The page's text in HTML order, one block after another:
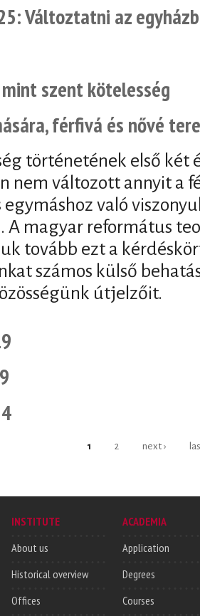
Változtatni az
szent kötelesség
férfivá és nővé
történetének első két
nem változott annyit a
egymáshoz való
A magyar református
tovább ezt a
számos külső
útjelzőit.
1 2 next ›
INSTITUTE
About us
Historical overview
Offices
ACADEMIA
Application
Degrees
Courses